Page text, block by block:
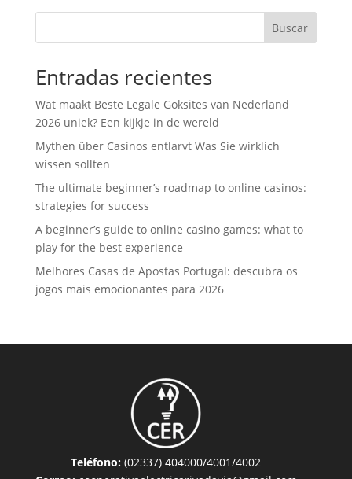
r
Buscar
Entradas recientes
Wat maakt Beste Legale Goksites van Nederland
2026 uniek? Een kijkje in de wereld
Mythen über Casinos entlarvt Was Sie wirklich
wissen sollten
The ultimate beginner’s roadmap to online casinos:
strategies for success
A beginner’s guide to online casino games: what to
play for the best experience
Melhores Casas de Apostas Portugal: descubra os
jogos mais emocionantes para 2026
Teléfono: (02337) 404000/4001/4002